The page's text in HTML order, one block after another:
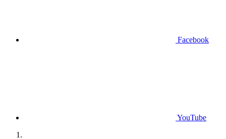
Facebook
YouTube